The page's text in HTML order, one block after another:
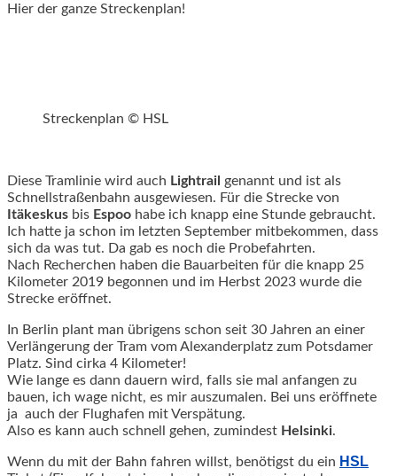
Hier der ganze Streckenplan!
Streckenplan © HSL
Diese Tramlinie wird auch Lightrail genannt und ist als
Schnellstraßenbahn ausgewiesen. Für die Strecke von
Itäkeskus bis Espoo habe ich knapp eine Stunde gebraucht.
Ich hatte ja schon im letzten September mitbekommen, dass
sich da was tut. Da gab es noch die Probefahrten.
Nach Recherchen haben die Bauarbeiten für die knapp 25
Kilometer 2019 begonnen und im Herbst 2023 wurde die
Strecke eröffnet.
In Berlin plant man übrigens schon seit 30 Jahren an einer
Verlängerung der Tram vom Alexanderplatz zum Potsdamer
Platz. Sind cirka 4 Kilometer!
Wie lange es dann dauern wird, falls sie mal anfangen zu
bauen, ich wage nicht, es mir auszumalen. Bei uns eröffnete
ja auch der Flughafen mit Verspätung.
Also es kann auch schnell gehen, zumindest Helsinki.
Wenn du mit der Bahn fahren willst, benötigst du ein HSL